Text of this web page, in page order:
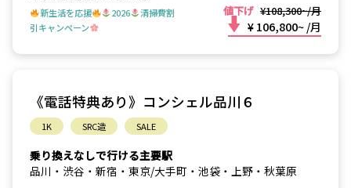
新生活を応援 2026
清掃費割
引キャンペーン
値下げ ¥108,300~/月
¥ 106,800~ /月
《電話特典あり》コンシェル品川６
1K SRC造 SALE
乗り換えなしで行ける主要駅
品川・渋谷・新宿・東京/大手町・池袋・上野・秋葉原